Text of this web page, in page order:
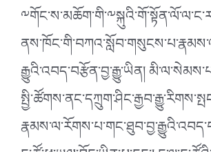
རྒྱུའི་འབད་བརྩོན་བྱ་རྒྱུ་ཡིན།